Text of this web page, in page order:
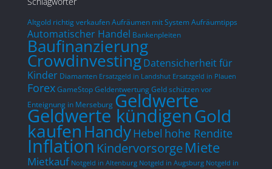
Altgold richtig verkaufenAufräumen mit System Aufräumtipps
Automatischer Handel Bankenpleiten
Baufinanzierung
CrowdinvestingDatensicherheit für
Kinder Diamanten Ersatzgeld in Landshut Ersatzgeld in Plauen
ForexGameStopGeldentwertungGeld schützen vor
Enteignung in Merseburg Geldwerte
Geldwerte kündigenGold
kaufenHandyHebel hohe Rendite
Inflation KindervorsorgeMiete
Mietkauf Notgeld in Altenburg Notgeld in Augsburg Notgeld in